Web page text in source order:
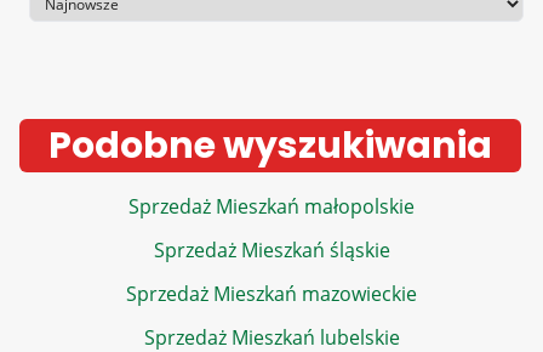
Sortowanie
Podobne wyszukiwania
Sprzedaż Mieszkań małopolskie
Sprzedaż Mieszkań śląskie
Sprzedaż Mieszkań mazowieckie
Sprzedaż Mieszkań lubelskie